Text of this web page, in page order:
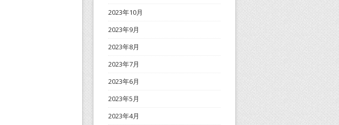
2023年10月
2023年9月
2023年8月
2023年7月
2023年6月
2023年5月
2023年4月